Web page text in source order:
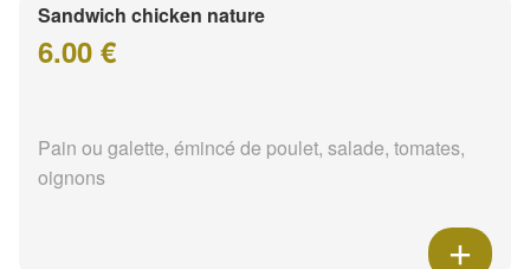
Sandwich chicken nature
6.00 €
Pain ou galette, émincé de poulet, salade, tomates,
oignons